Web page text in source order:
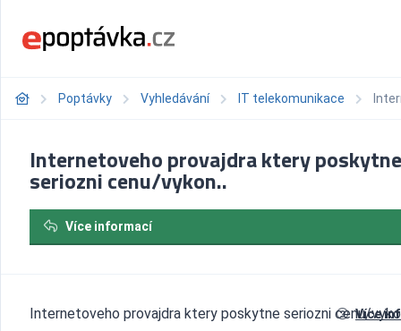
Poptávky Vyhledávání IT telekomunikace
Internetoveho provajdra ktery poskytne
seriozni cenu/vykon..
Více informací
Internetoveho provajdra ktery poskytne seriozni cenu/Více